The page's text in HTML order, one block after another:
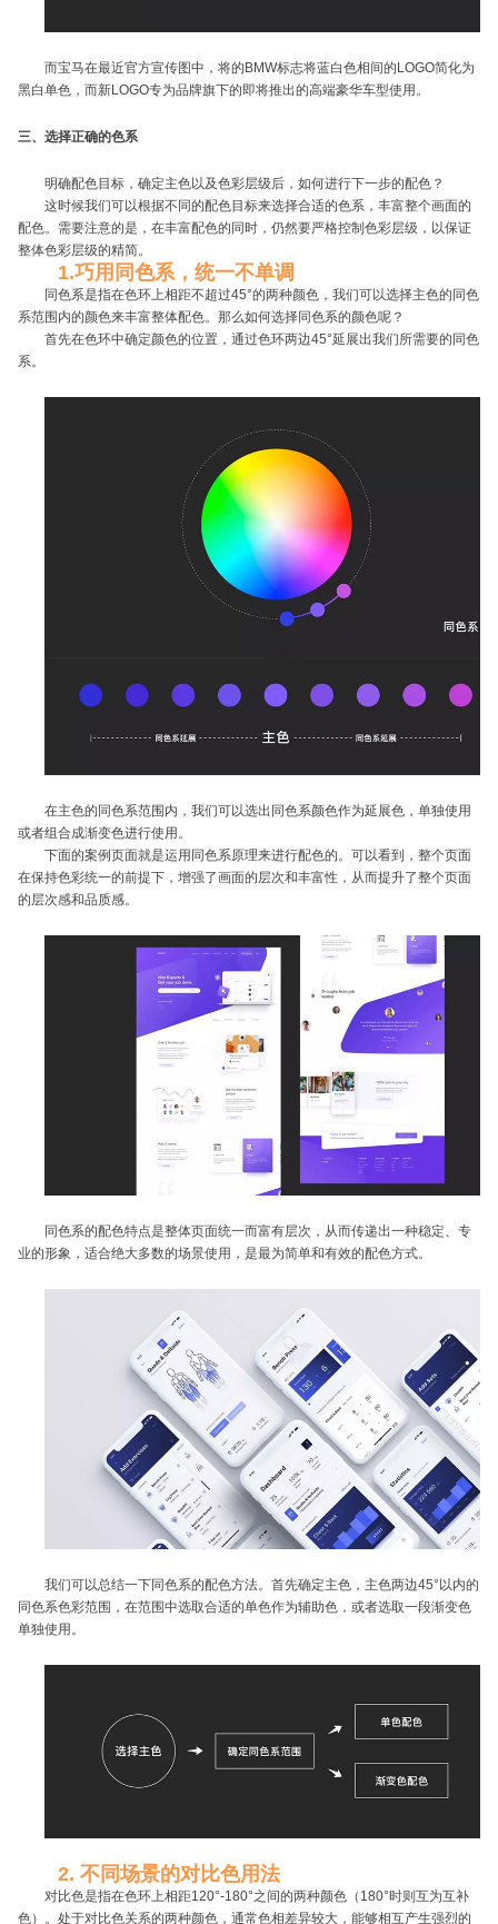
而宝马在最近官方宣传图中，将的BMW标志将蓝白色相间的LOGO简化为
黑白单色，而新LOGO专为品牌旗下的即将推出的高端豪华车型使用。
三、选择正确的色系
明确配色目标，确定主色以及色彩层级后，如何进行下一步的配色？
这时候我们可以根据不同的配色目标来选择合适的色系，丰富整个画面的
配色。需要注意的是，在丰富配色的同时，仍然要严格控制色彩层级，以保证
整体色彩层级的精简。
1.巧用同色系，统一不单调
同色系是指在色环上相距不超过45°的两种颜色，我们可以选择主色的同色
系范围内的颜色来丰富整体配色。那么如何选择同色系的颜色呢？
首先在色环中确定颜色的位置，通过色环两边45°延展出我们所需要的同色
系。
在主色的同色系范围内，我们可以选出同色系颜色作为延展色，单独使用
或者组合成渐变色进行使用。
下面的案例页面就是运用同色系原理来进行配色的。可以看到，整个页面
在保持色彩统一的前提下，增强了画面的层次和丰富性，从而提升了整个页面
的层次感和品质感。
同色系的配色特点是整体页面统一而富有层次，从而传递出一种稳定、专
业的形象，适合绝大多数的场景使用，是最为简单和有效的配色方式。
我们可以总结一下同色系的配色方法。首先确定主色，主色两边45°以内的
同色系色彩范围，在范围中选取合适的单色作为辅助色，或者选取一段渐变色
单独使用。
2. 不同场景的对比色用法
对比色是指在色环上相距120°-180°之间的两种颜色（180°时则互为互补
色）。处于对比色关系的两种颜色，通常色相差异较大，能够相互产生强烈的